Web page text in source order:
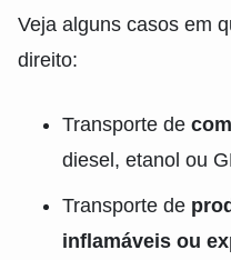
Veja alguns casos em
direito:
Transporte de
diesel, etanol ou
Transporte de
inflamáveis ou